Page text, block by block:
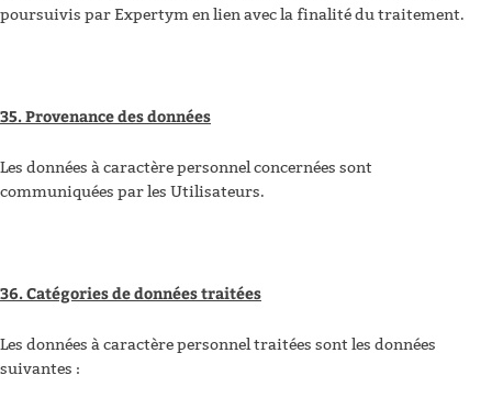
poursuivis par Expertym en lien avec la finalité du traitement.
35. Provenance des données
Les données à caractère personnel concernées sont
communiquées par les Utilisateurs.
36. Catégories de données traitées
Les données à caractère personnel traitées sont les données
suivantes :